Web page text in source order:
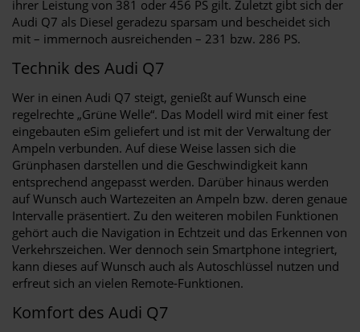
ihrer Leistung von 381 oder 456 PS gilt. Zuletzt gibt sich der
Audi Q7 als Diesel geradezu sparsam und bescheidet sich
mit – immernoch ausreichenden – 231 bzw. 286 PS.
Technik des Audi Q7
Wer in einen Audi Q7 steigt, genießt auf Wunsch eine
regelrechte „Grüne Welle“. Das Modell wird mit einer fest
eingebauten eSim geliefert und ist mit der Verwaltung der
Ampeln verbunden. Auf diese Weise lassen sich die
Grünphasen darstellen und die Geschwindigkeit kann
entsprechend angepasst werden. Darüber hinaus werden
auf Wunsch auch Wartezeiten an Ampeln bzw. deren genaue
Intervalle präsentiert. Zu den weiteren mobilen Funktionen
gehört auch die Navigation in Echtzeit und das Erkennen von
Verkehrszeichen. Wer dennoch sein Smartphone integriert,
kann dieses auf Wunsch auch als Autoschlüssel nutzen und
erfreut sich an vielen Remote-Funktionen.
Komfort des Audi Q7